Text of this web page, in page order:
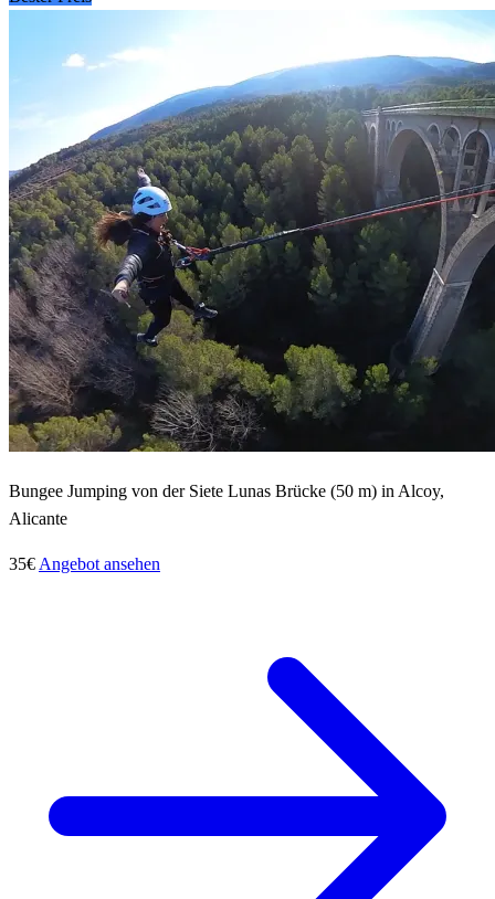
Bungee Jumping von der Siete Lunas Brücke (50 m) in Alcoy,
Alicante
35€ Angebot ansehen